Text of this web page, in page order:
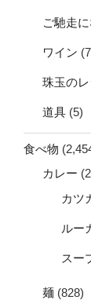
ご馳走
ワイン
珠玉の
道具 (5)
食べ物
カレー
カツ
ルー
スー
麺 (828)